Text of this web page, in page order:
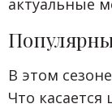
актуальные
В этом
Что